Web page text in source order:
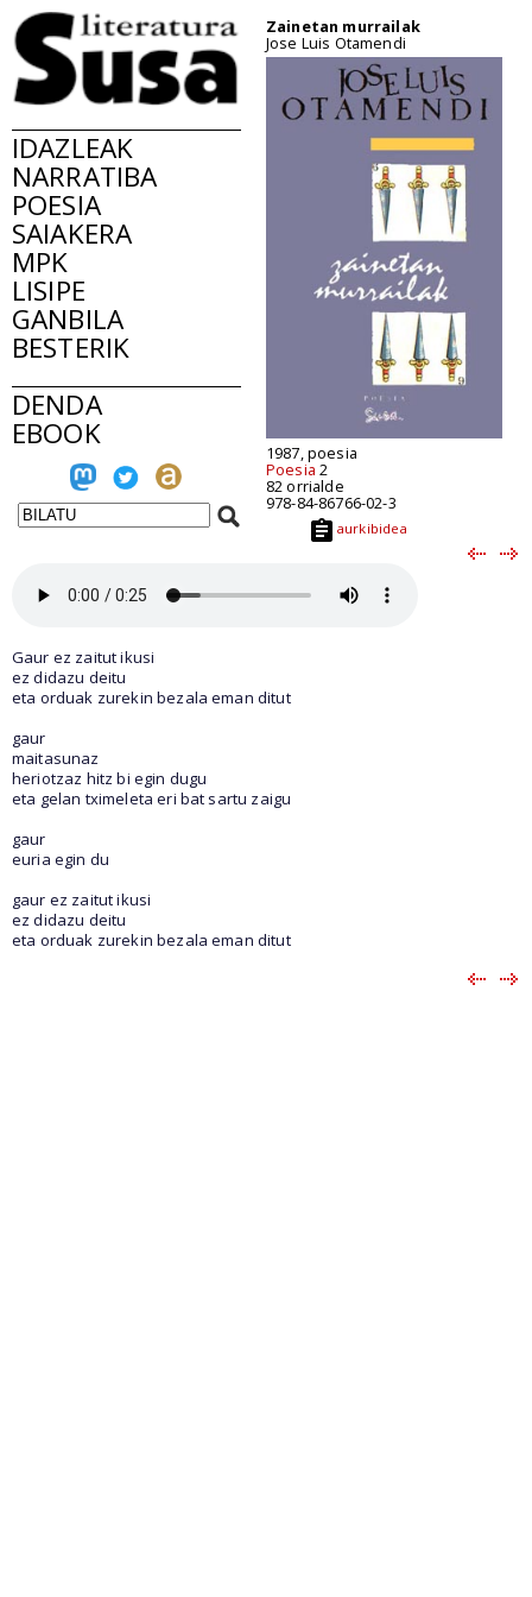
IDAZLEAK
NARRATIBA
POESIA
SAIAKERA
MPK
LISIPE
GANBILA
BESTERIK
DENDA
EBOOK
Zainetan murrailak
Jose Luis Otamendi
1987, poesia
Poesia 2
82 orrialde
978-84-86766-02-3
aurkibidea
Gaur ez zaitut ikusi
ez didazu deitu
eta orduak zurekin bezala eman ditut
gaur
maitasunaz
heriotzaz hitz bi egin dugu
eta gelan tximeleta eri bat sartu zaigu
gaur
euria egin du
gaur ez zaitut ikusi
ez didazu deitu
eta orduak zurekin bezala eman ditut